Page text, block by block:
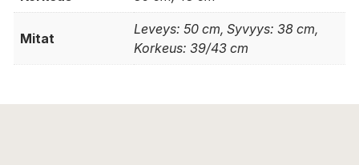
Mitat
Leveys: 50 cm, Syvyys: 38 cm,
Korkeus: 39/43 cm